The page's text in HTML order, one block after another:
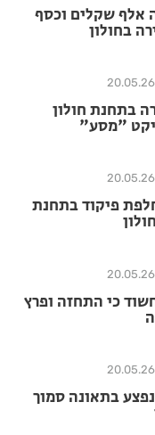
אלף שקלים וכסף
בחולון
20.05.26
בתחנת חולון
"מסע"
20.05.26
פיקוד בתחנת
20.05.26
כי התחזה ופרץ
20.05.26
בתאונה סמוך